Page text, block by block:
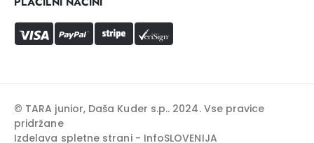
© TARA junior, Daša Kuder s.p.. 2024. Vse pravice
pridržane
Izdelava spletne strani - InfoSLOVENIJA